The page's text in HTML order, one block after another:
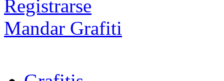
Registrarse
Mandar Grafiti